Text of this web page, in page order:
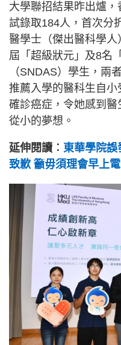
大學聯招結果昨出爐
試錄取184人，首次分
醫學士（傑出醫科學
屆「超級狀元」及8名
（SNDAS）學生，兩
推薦入學的醫科生自
確診癌症，令她感到
從小的夢想。
延伸閱讀︰ 東華學院誤
致歉 籲毋須理會早上